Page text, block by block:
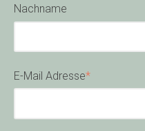
Nachname
E-Mail Adresse*